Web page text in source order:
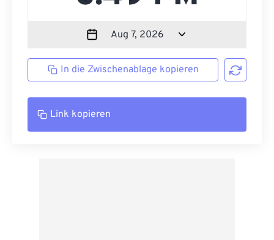
In die Zwischenablage kopieren
Link kopieren